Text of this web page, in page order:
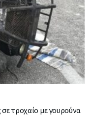
τροχαίο με γουρούνα